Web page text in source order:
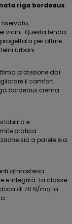
riga bordeaux
vicini. Questa tenda
per offrire
urbani.
protezione dai
il comfort
bordeaux crema
e
pratica
sia a parete sia
atmosferici
e integrità. La classe
di 70 N/mq la